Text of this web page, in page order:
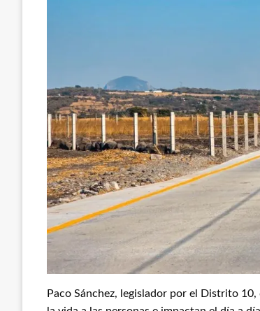
Paco Sánchez, legislador por el Distrito